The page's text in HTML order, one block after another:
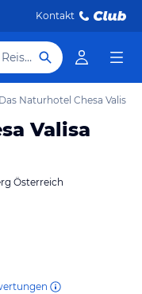
Kontakt
Hotel, Reiseziel
Das Naturhotel Chesa Valisa
Valisa
Österreich